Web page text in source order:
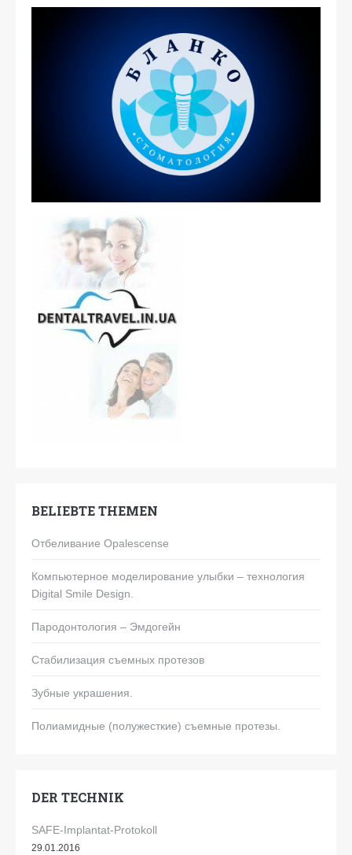
BELIEBTE THEMEN
Отбеливание Opalescense
Компьютерное моделирование улыбки – технология
Digital Smile Design.
Пародонтология – Эмдогейн
Стабилизация съемных протезов
Зубные украшения.
Полиамидные (полужесткие) съемные протезы.
DER TECHNIK
SAFE-Implantat-Protokoll
29.01.2016